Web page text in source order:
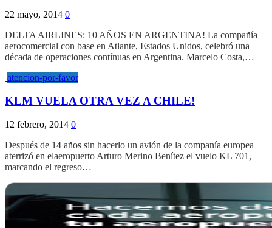
22 mayo, 2014 0
DELTA AIRLINES: 10 AÑOS EN ARGENTINA! La compañía
aerocomercial con base en Atlante, Estados Unidos, celebró una
década de operaciones contínuas en Argentina. Marcelo Costa,…
atencion-por-favor
KLM VUELA OTRA VEZ A CHILE!
12 febrero, 2014 0
Después de 14 años sin hacerlo un avión de la companía europea
aterrizó en elaeropuerto Arturo Merino Benítez el vuelo KL 701,
marcando el regreso…